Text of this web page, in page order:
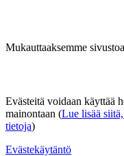
Mukauttaaksemme
Evästeitä voidaan käyttää
mainontaan (Lue lisää
tietoja)
Evästekäytäntö